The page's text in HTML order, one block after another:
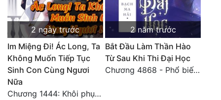
Truyện Nam
Truyện Nữ
Vô Địch Lưu
Xây Dựng Thế Lực
Đam Mỹ
2 ngày trước
Im Miệng Đi! Ác Long, Ta
Không Muốn Tiếp Tục
Sinh Con Cùng Ngươi
Nữa
Chương 1444: Khôi phục quỹ đạo
2 năm trước
Bắt Đầu Làm Thần Hào
Từ Sau Khi Thi Đại Học
Chương 4868 - Phổ biến Hạ Quốc tệ!